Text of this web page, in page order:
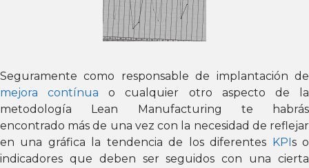
Seguramente como responsable de implantación de
mejora contínua o cualquier otro aspecto de la
metodología Lean Manufacturing te habrás
encontrado más de una vez con la necesidad de reflejar
en una gráfica la tendencia de los diferentes KPIs o
indicadores que deben ser seguidos con una cierta